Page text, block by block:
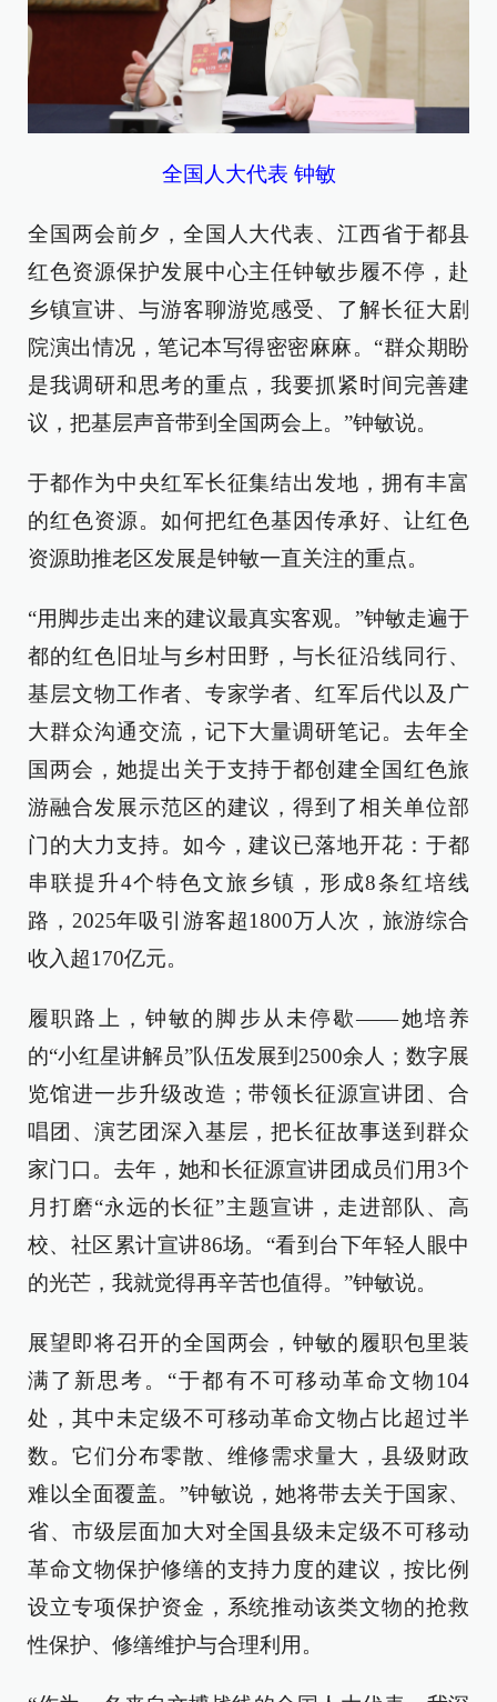
全国人大代表 钟敏
全国两会前夕，全国人大代表、江西省于都县
红色资源保护发展中心主任钟敏步履不停，赴
乡镇宣讲、与游客聊游览感受、了解长征大剧
院演出情况，笔记本写得密密麻麻。“群众期盼
是我调研和思考的重点，我要抓紧时间完善建
议，把基层声音带到全国两会上。”钟敏说。
于都作为中央红军长征集结出发地，拥有丰富
的红色资源。如何把红色基因传承好、让红色
资源助推老区发展是钟敏一直关注的重点。
“用脚步走出来的建议最真实客观。”钟敏走遍于
都的红色旧址与乡村田野，与长征沿线同行、
基层文物工作者、专家学者、红军后代以及广
大群众沟通交流，记下大量调研笔记。去年全
国两会，她提出关于支持于都创建全国红色旅
游融合发展示范区的建议，得到了相关单位部
门的大力支持。如今，建议已落地开花：于都
串联提升4个特色文旅乡镇，形成8条红培线
路，2025年吸引游客超1800万人次，旅游综合
收入超170亿元。
履职路上，钟敏的脚步从未停歇——她培养
的“小红星讲解员”队伍发展到2500余人；数字展
览馆进一步升级改造；带领长征源宣讲团、合
唱团、演艺团深入基层，把长征故事送到群众
家门口。去年，她和长征源宣讲团成员们用3个
月打磨“永远的长征”主题宣讲，走进部队、高
校、社区累计宣讲86场。“看到台下年轻人眼中
的光芒，我就觉得再辛苦也值得。”钟敏说。
展望即将召开的全国两会，钟敏的履职包里装
满了新思考。“于都有不可移动革命文物104
处，其中未定级不可移动革命文物占比超过半
数。它们分布零散、维修需求量大，县级财政
难以全面覆盖。”钟敏说，她将带去关于国家、
省、市级层面加大对全国县级未定级不可移动
革命文物保护修缮的支持力度的建议，按比例
设立专项保护资金，系统推动该类文物的抢救
性保护、修缮维护与合理利用。